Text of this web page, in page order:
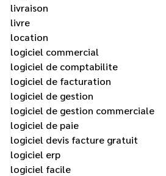
livraison
livre
location
logiciel commercial
logiciel de comptabilite
logiciel de facturation
logiciel de gestion
logiciel de gestion commerciale
logiciel de paie
logiciel devis facture gratuit
logiciel erp
logiciel facile